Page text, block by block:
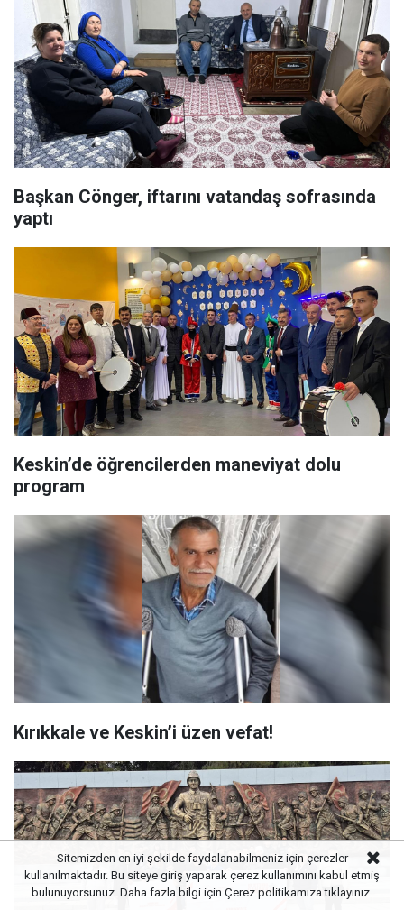
Başkan Cönger, iftarını vatandaş sofrasında
yaptı
Keskin’de öğrencilerden maneviyat dolu
program
Kırıkkale ve Keskin’i üzen vefat!
Sitemizden en iyi şekilde faydalanabilmeniz için çerezler
kullanılmaktadır. Bu siteye giriş yaparak çerez kullanımını kabul etmiş
bulunuyorsunuz. Daha fazla bilgi için Çerez politikamıza tıklayınız.